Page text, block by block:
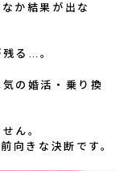
か結果が出な
る…。
の婚活・乗り換
ん。
向きな決断です。